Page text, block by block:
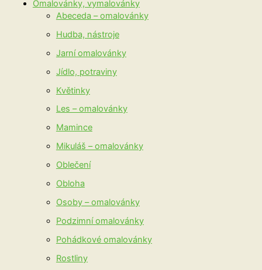
Omalovánky, vymalovánky
Abeceda – omalovánky
Hudba, nástroje
Jarní omalovánky
Jídlo, potraviny
Květinky
Les – omalovánky
Mamince
Mikuláš – omalovánky
Oblečení
Obloha
Osoby – omalovánky
Podzimní omalovánky
Pohádkové omalovánky
Rostliny